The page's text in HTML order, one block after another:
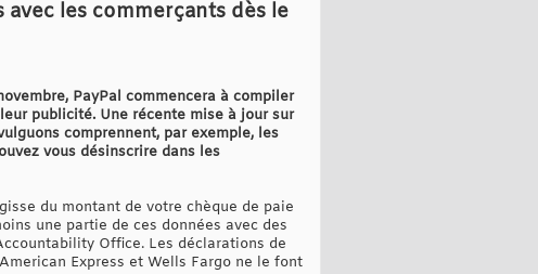
les commerçants dès le
PayPal commencera à compiler
publicité. Une récente mise à jour sur
comprennent, par exemple, les
vous désinscrire dans les
du montant de votre chèque de paie
une partie de ces données avec des
Office. Les déclarations de
Express et Wells Fargo ne le font